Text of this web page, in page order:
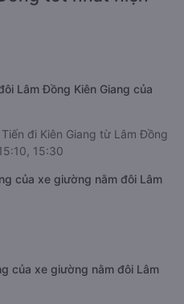
Lâm Đồng Kiên Giang của
đi Kiên Giang từ Lâm Đồng
15:30
của xe giường nằm đôi Lâm
của xe giường nằm đôi Lâm